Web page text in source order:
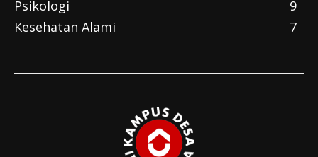
Psikologi
9
Kesehatan Alami
7